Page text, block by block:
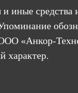
иные
«Анкор-
характер.